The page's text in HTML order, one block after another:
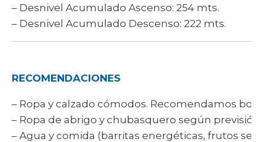
– Desnivel Acumulado Ascenso: 254 mts.
– Desnivel Acumulado Descenso: 222 mts.
RECOMENDACIONES
– Ropa y calzado cómodos. Recomendamos
– Ropa de abrigo y chubasquero según
– Agua y comida (barritas energéticas, frutos